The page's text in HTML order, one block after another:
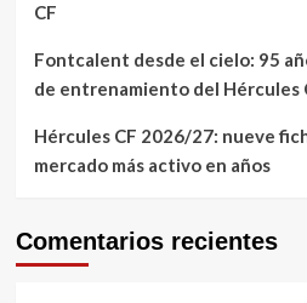
CF
Fontcalent desde el cielo: 95
de entrenamiento del Hércules
Hércules CF 2026/27: nueve
mercado más activo en años
Comentarios recientes